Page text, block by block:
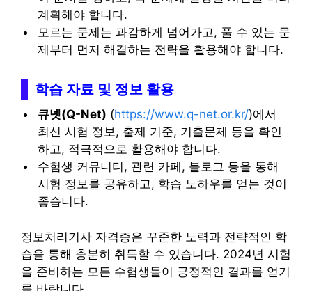
계획해야 합니다.
모르는 문제는 과감하게 넘어가고, 풀 수 있는 문
제부터 먼저 해결하는 전략을 활용해야 합니다.
학습 자료 및 정보 활용
큐넷(Q-Net) (https://www.q-net.or.kr/)에서
최신 시험 정보, 출제 기준, 기출문제 등을 확인
하고, 적극적으로 활용해야 합니다.
수험생 커뮤니티, 관련 카페, 블로그 등을 통해
시험 정보를 공유하고, 학습 노하우를 얻는 것이
좋습니다.
정보처리기사 자격증은 꾸준한 노력과 전략적인 학
습을 통해 충분히 취득할 수 있습니다. 2024년 시험
을 준비하는 모든 수험생들이 긍정적인 결과를 얻기